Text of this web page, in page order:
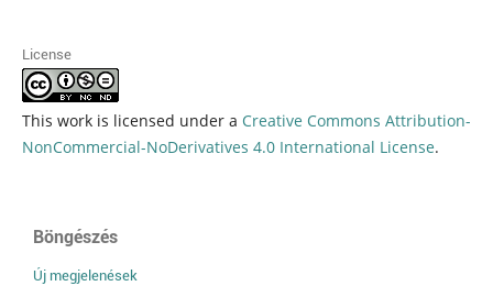
License
This work is licensed under a Creative Commons Attribution-
NonCommercial-NoDerivatives 4.0 International License.
Böngészés
Új megjelenések